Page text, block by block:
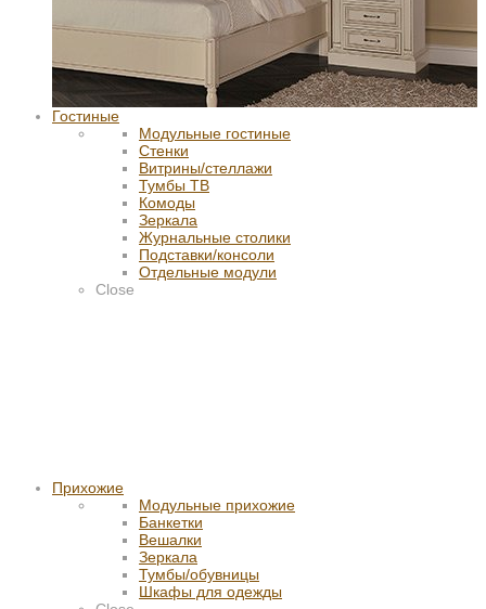
Гостиные
Модульные гостиные
Стенки
Витрины/стеллажи
Тумбы ТВ
Комоды
Зеркала
Журнальные столики
Подставки/консоли
Отдельные модули
Close
Прихожие
Модульные прихожие
Банкетки
Вешалки
Зеркала
Тумбы/обувницы
Шкафы для одежды